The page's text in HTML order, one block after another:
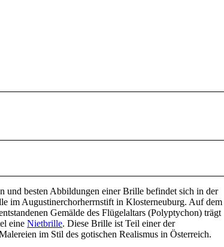
und besten Abbildungen einer Brille befindet sich in der
im Augustinerchorherrnstift in Klosterneuburg. Auf dem
Gemälde des Flügelaltars (Polyptychon) trägt
eineNietbrille. Diese Brille ist Teil einer der
im Stil des gotischen Realismus in Österreich.